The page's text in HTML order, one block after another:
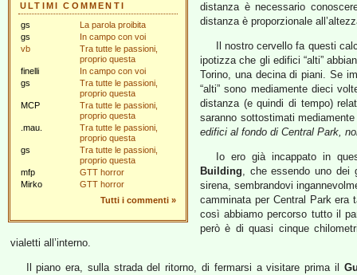
ULTIMI COMMENTI
gs
La parola proibita
gs
In campo con voi
vb
Tra tutte le passioni,
proprio questa
finelli
In campo con voi
gs
Tra tutte le passioni,
proprio questa
MCP
Tra tutte le passioni,
proprio questa
.mau.
Tra tutte le passioni,
proprio questa
gs
Tra tutte le passioni,
proprio questa
mfp
GTT horror
Mirko
GTT horror
Tutti i commenti »
distanza è necessario
distanza è proporzionale
Il nostro cervello fa questi
ipotizza che gli edifici “alti”
Torino, una decina di piani. Se
“alti” sono mediamente dieci
distanza (e quindi di tempo)
saranno sottostimati
edifici al fondo di Central Park,
Io ero già incappato in
Building, che essendo uno
sirena, sembrandovi
camminata per Central Park era
così abbiamo percorso tutto il
però è di quasi cinque
vialetti all’interno.
Il piano era, sulla strada del ritorno, di fermarsi a visitare prima il